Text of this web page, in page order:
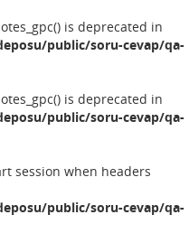
is deprecated in
public/soru-cevap/qa-
is deprecated in
public/soru-cevap/qa-
session when headers
public/soru-cevap/qa-